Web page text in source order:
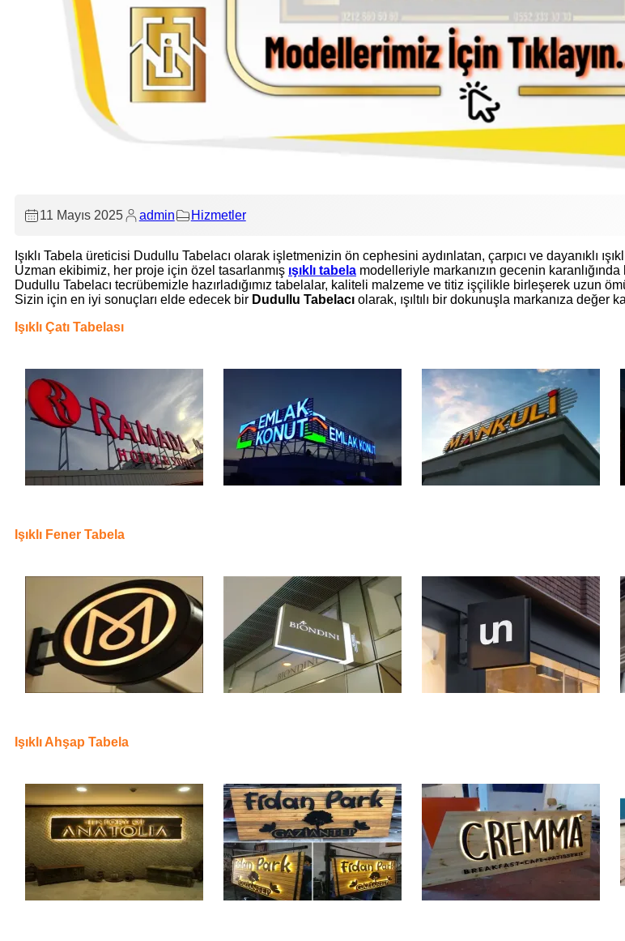
11 Mayıs 2025 admin Hizmetler
Işıklı Tabela üreticisi Dudullu Tabelacı olarak işletmenizin ön cephesini aydınlatan, çarpıcı ve dayanıklı
Uzman ekibimiz, her proje için özel tasarlanmış ışıklı tabela modelleriyle markanızın gecenin
Dudullu Tabelacı tecrübemizle hazırladığımız tabelalar, kaliteli malzeme ve titiz işçilikle birleşerek uzun
Sizin için en iyi sonuçları elde edecek bir Dudullu Tabelacı olarak, ışıltılı bir dokunuşla markanıza değer
Işıklı Çatı Tabelası
Işıklı Fener Tabela
Işıklı Ahşap Tabela